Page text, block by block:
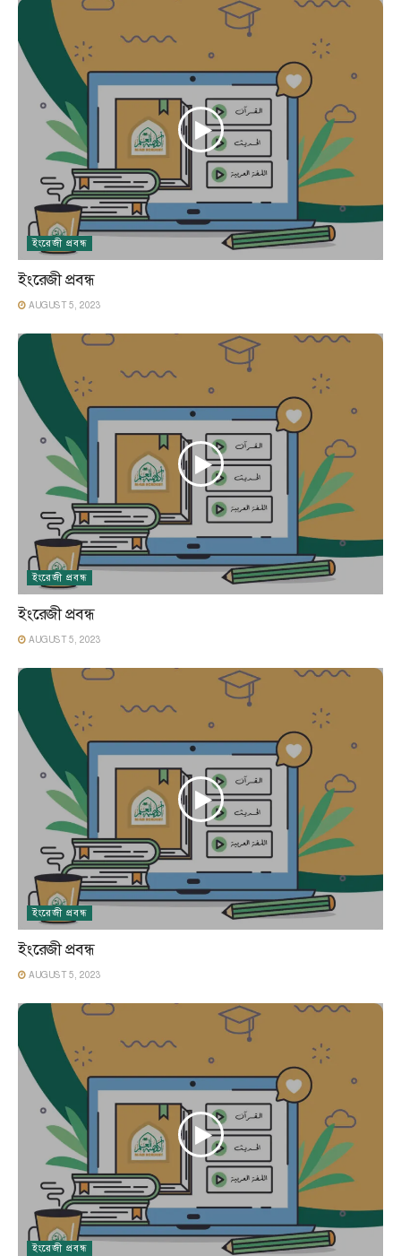
ইংরেজী প্রবন্ধ
ইংরেজী প্রবন্ধ
AUGUST 5, 2023
ইংরেজী প্রবন্ধ
ইংরেজী প্রবন্ধ
AUGUST 5, 2023
ইংরেজী প্রবন্ধ
ইংরেজী প্রবন্ধ
AUGUST 5, 2023
ইংরেজী প্রবন্ধ